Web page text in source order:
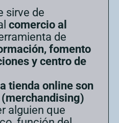
sirve de
comercio al
de
fomento
y centro de
la tienda online son
alguien que